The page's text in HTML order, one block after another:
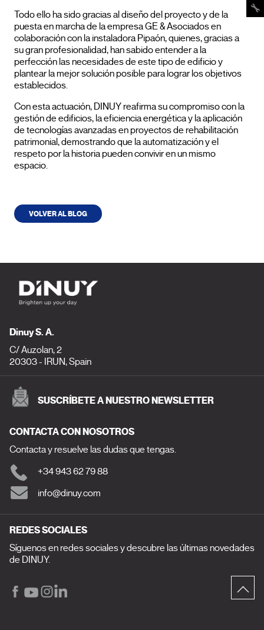
Todo ello ha sido gracias al diseño del proyecto y de la
puesta en marcha de la empresa GE & Asociados en
colaboración con la instaladora Pipaón, quienes, gracias a
su gran profesionalidad, han sabido entender a la
perfección las necesidades de este tipo de edificio y
plantear la mejor solución posible para lograr los objetivos
establecidos.
Con esta actuación, DINUY reafirma su compromiso con la
gestión de edificios, la eficiencia energética y la aplicación
de tecnologías avanzadas en proyectos de rehabilitación
patrimonial, demostrando que la automatización y el
respeto por la historia pueden convivir en un mismo
espacio.
VOLVER AL BLOG
Dinuy S. A.
C/ Auzolan, 2
20303 - IRUN, Spain
SUSCRÍBETE A NUESTRO NEWSLETTER
CONTACTA CON NOSOTROS
Contacta y resuelve las dudas que tengas.
+34 943 62 79 88
info@dinuy.com
REDES SOCIALES
Síguenos en redes sociales y descubre las últimas novedades
de DINUY.